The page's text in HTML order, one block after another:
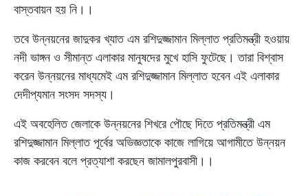
বাস্তবায়ন হয় নি।।
তবে উন্নয়নের জাদুকর খ্যাত এম রশিদুজ্জামান মিল্লাত প্রতিমন্ত্রী হওয়ায়
নদী ভাঙ্গন ও সীমান্ত এলাকার মানুষদের মুখে হাসি ফুটেছে। তারা বিশ্বাস
করেন উন্নয়নের মাধ্যমেই এম রশিদুজ্জামান মিল্লাত হবেন এই এলাকার
দেদীপ্যমান সংসদ সদস্য।
এই অবহেলিত জেলাকে উন্নয়নের শিখরে পৌছে দিতে প্রতিমন্ত্রী এম
রশিদুজ্জামান মিল্লাত পূর্বের অভিজ্ঞতাকে কাজে লাগিয়ে আগামীতে উন্নয়ন
কাজ করবেন বলে প্রত্যাশা করছেন জামালপুরবাসী।।